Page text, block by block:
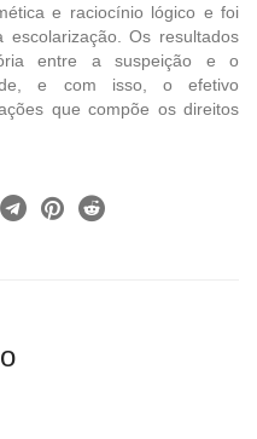
e raciocínio lógico e foi
Os resultados
entre a suspeição e o
e com isso, o efetivo
que compõe os direitos